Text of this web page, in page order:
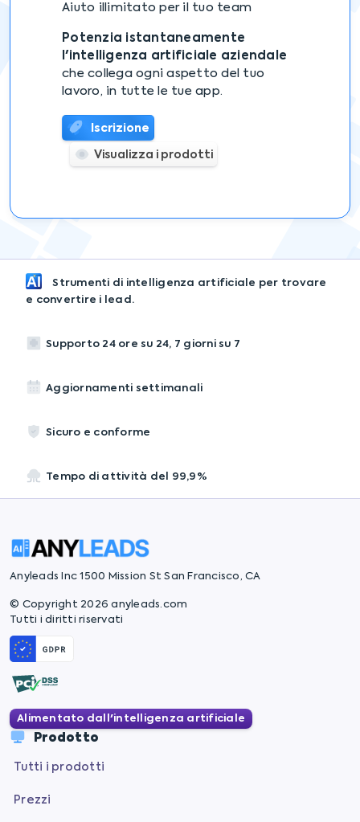
Aiuto illimitato per il tuo team
Potenzia istantaneamente
l'intelligenza artificiale aziendale
che collega ogni aspetto del tuo
lavoro, in tutte le tue app.
Iscrizione
Visualizza i prodotti
Strumenti di intelligenza artificiale per trovare
e convertire i lead.
Supporto 24 ore su 24, 7 giorni su 7
Aggiornamenti settimanali
Sicuro e conforme
Tempo di attività del 99,9%
Anyleads Inc 1500 Mission St San Francisco, CA
© Copyright 2026 anyleads.com
Tutti i diritti riservati
Alimentato dall'intelligenza artificiale
Prodotto
Tutti i prodotti
Prezzi